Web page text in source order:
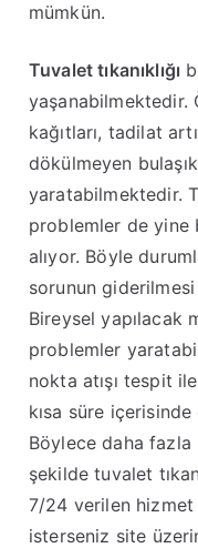
mümkün.
Tuvalet tıkanıklığı
yaşanabilmektedir.
kağıtları, tadilat
dökülmeyen
yaratabilmektedir.
problemler de yine
alıyor. Böyle
sorunun
Bireysel yapılacak
problemler
nokta atışı tespit
kısa süre
Böylece daha fazla
şekilde tuvalet
7/24 verilen hizmet
isterseniz site